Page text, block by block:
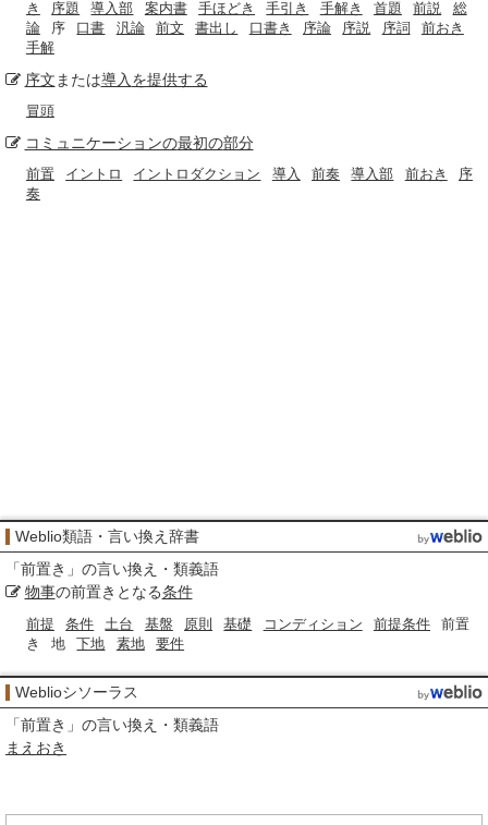
き
序題 導入部 案内書 手ほどき 手引き 手解き 首題 前説
総
論
序 口書 汎論 前文 書出し 口書き 序論 序説 序詞
前おき
手解
序文 または導入 を提供する
冒頭
コミュニケーションの最初の部分
前置 イントロ イントロダクション 導入 前奏 導入部 前おき
序
奏
Weblio類語・言い換え辞書
「前置き 」の言い換え・類義語
物事の前置きとなる条件
前提 条件 土台 基盤 原則 基礎 コンディション 前提条件
前置
き
地 下地 素地 要件
Weblioシソーラス
「前置き 」の言い換え・類義語
まえおき